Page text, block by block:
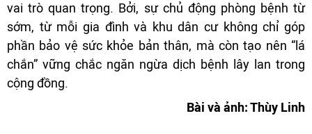
vai trò quan trọng. Bởi, sự chủ động phòng bệnh từ
sớm, từ mỗi gia đình và khu dân cư không chỉ góp
phần bảo vệ sức khỏe bản thân, mà còn tạo nên “lá
chắn” vững chắc ngăn ngừa dịch bệnh lây lan trong
cộng đồng.
Bài và ảnh: Thùy Linh